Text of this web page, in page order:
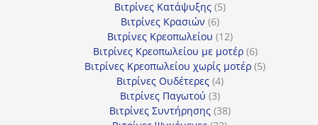
Βιτρίνες Κατάψυξης 55
Βιτρίνες Κρασιών 66
προϊόντα
Βιτρίνες Κρεοπωλείου 1212
προϊόντα
Βιτρίνες Κρεοπωλείου με μοτέρ 66
προϊόντα
Βιτρίνες Κρεοπωλείου χωρίς μοτέρ 55
Βιτρίνες Ουδέτερες 44
προϊόντα
Βιτρίνες Παγωτού 33
προϊόντα
Βιτρίνες Συντήρησης 3838